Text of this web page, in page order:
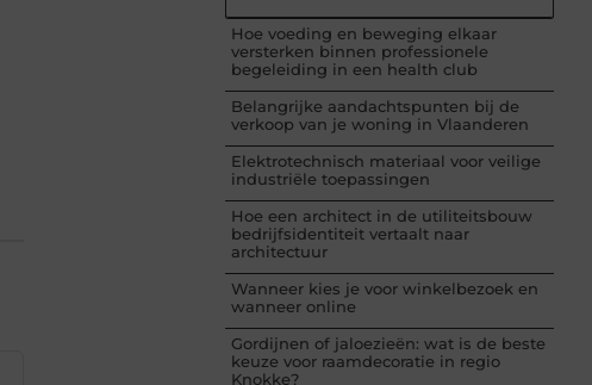
Hoe voeding en beweging elkaar
versterken binnen professionele
begeleiding in een health club
Belangrijke aandachtspunten bij de
verkoop van je woning in Vlaanderen
Elektrotechnisch materiaal voor veilige
industriële toepassingen
Hoe een architect in de utiliteitsbouw
bedrijfsidentiteit vertaalt naar
architectuur
Wanneer kies je voor winkelbezoek en
wanneer online
Gordijnen of jaloezieën: wat is de beste
keuze voor raamdecoratie in regio
Knokke?